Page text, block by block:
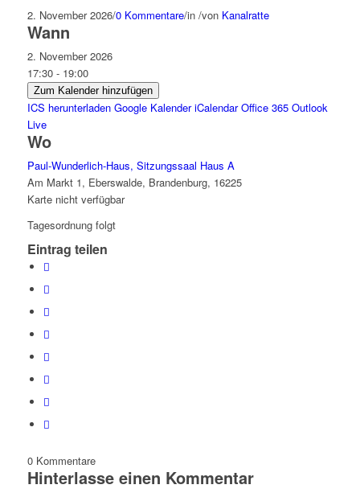
2. November 2026/0 Kommentare/in /von Kanalratte
Wann
2. November 2026
17:30 - 19:00
Zum Kalender hinzufügen
ICS herunterladen Google Kalender iCalendar Office 365 Outlook
Live
Wo
Paul-Wunderlich-Haus, Sitzungssaal Haus A
Am Markt 1, Eberswalde, Brandenburg, 16225
Karte nicht verfügbar
Tagesordnung folgt
Eintrag teilen
0 Kommentare
Hinterlasse einen Kommentar